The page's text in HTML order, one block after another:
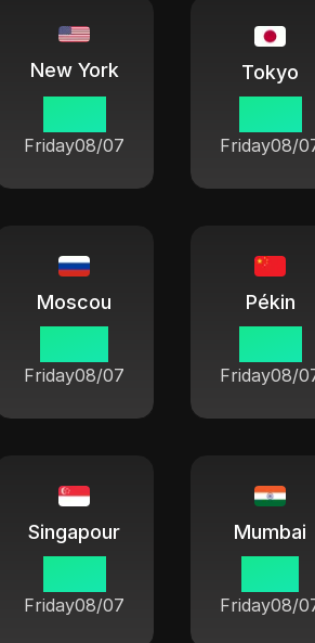
New York
Friday08/07
Tokyo
Friday08/
Moscou
Friday08/07
Pékin
Friday08/
Singapour
Friday08/07
Mumbai
Friday08/